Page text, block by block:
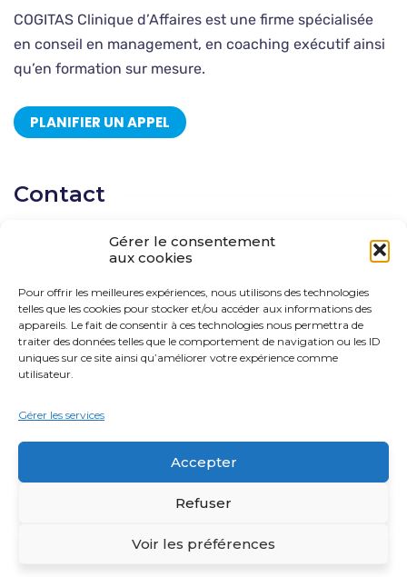
Gérer le consentement
aux cookies
Pour offrir les meilleures expériences, nous utilisons des technologies
telles que les cookies pour stocker et/ou accéder aux informations des
appareils. Le fait de consentir à ces technologies nous permettra de
traiter des données telles que le comportement de navigation ou les ID
uniques sur ce site ainsi qu’améliorer votre expérience comme
utilisateur.
Gérer les services
Accepter
Refuser
Voir les préférences
COGITAS Clinique d’Affaires est une firme spécialisée
en conseil en management, en coaching exécutif ainsi
qu’en formation sur mesure.
PLANIFIER UN APPEL
Contact
CP 278 Saint-Sauveur, Québec, J0R 1R0 Québec
solutions@cogitas.ca